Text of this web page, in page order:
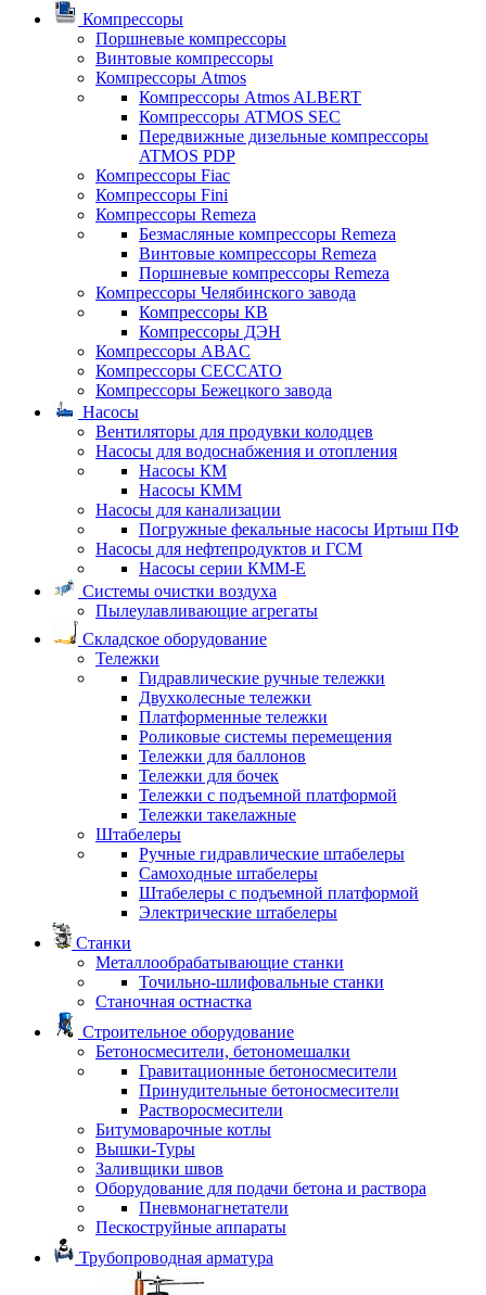
Компрессоры
Поршневые компрессоры
Винтовые компрессоры
Компрессоры Atmos
Компрессоры Atmos ALBERT
Компрессоры ATMOS SEC
Передвижные дизельные компрессоры
ATMOS PDP
Компрессоры Fiac
Компрессоры Fini
Компрессоры Remeza
Безмасляные компрессоры Remeza
Винтовые компрессоры Remeza
Поршневые компрессоры Remeza
Компрессоры Челябинского завода
Компрессоры КВ
Компрессоры ДЭН
Компрессоры ABAC
Компрессоры CECCATO
Компрессоры Бежецкого завода
Насосы
Вентиляторы для продувки колодцев
Насосы для водоснабжения и отопления
Насосы КМ
Насосы КММ
Насосы для канализации
Погружные фекальные насосы Иртыш ПФ
Насосы для нефтепродуктов и ГСМ
Насосы серии КММ-Е
Системы очистки воздуха
Пылеулавливающие агрегаты
Складское оборудование
Тележки
Гидравлические ручные тележки
Двухколесные тележки
Платформенные тележки
Роликовые системы перемещения
Тележки для баллонов
Тележки для бочек
Тележки с подъемной платформой
Тележки такелажные
Штабелеры
Ручные гидравлические штабелеры
Самоходные штабелеры
Штабелеры с подъемной платформой
Электрические штабелеры
Станки
Металлообрабатывающие станки
Точильно-шлифовальные станки
Станочная остнастка
Строительное оборудование
Бетоносмесители, бетономешалки
Гравитационные бетоносмесители
Принудительные бетоносмесители
Растворосмесители
Битумоварочные котлы
Вышки-Туры
Заливщики швов
Оборудование для подачи бетона и раствора
Пневмонагнетатели
Пескоструйные аппараты
Трубопроводная арматура